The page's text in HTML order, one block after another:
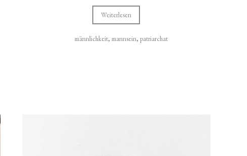
Weiterlesen
männlichkeit, mannsein, patriarchat